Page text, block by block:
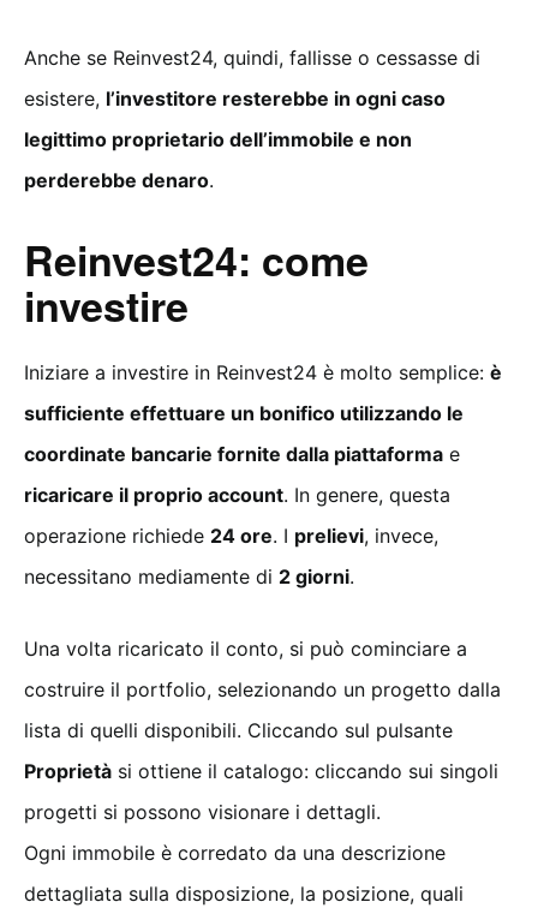
Anche se Reinvest24, quindi, fallisse o cessasse di
esistere, l’investitore resterebbe in ogni caso
legittimo proprietario dell’immobile e non
perderebbe denaro.
Reinvest24: come
investire
Iniziare a investire in Reinvest24 è molto semplice: è
sufficiente effettuare un bonifico utilizzando le
coordinate bancarie fornite dalla piattaforma e
ricaricare il proprio account. In genere, questa
operazione richiede 24 ore. I prelievi, invece,
necessitano mediamente di 2 giorni.
Una volta ricaricato il conto, si può cominciare a
costruire il portfolio, selezionando un progetto dalla
lista di quelli disponibili. Cliccando sul pulsante
Proprietà si ottiene il catalogo: cliccando sui singoli
progetti si possono visionare i dettagli.
Ogni immobile è corredato da una descrizione
dettagliata sulla disposizione, la posizione, quali